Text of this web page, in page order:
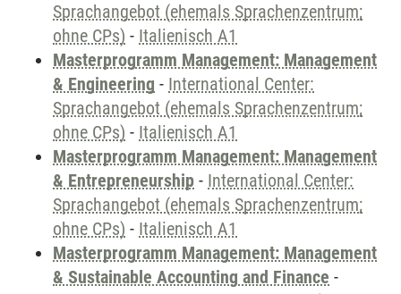
Sprachangebot (ehemals Sprachenzentrum;
ohne CPs) - Italienisch A1
Masterprogramm Management: Management
& Engineering - International Center:
Sprachangebot (ehemals Sprachenzentrum;
ohne CPs) - Italienisch A1
Masterprogramm Management: Management
& Entrepreneurship - International Center:
Sprachangebot (ehemals Sprachenzentrum;
ohne CPs) - Italienisch A1
Masterprogramm Management: Management
& Sustainable Accounting and Finance -